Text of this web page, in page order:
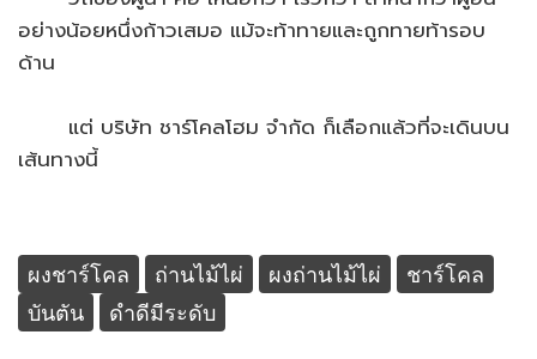
อย่างน้อยหนึ่งก้าวเสมอ แม้จะท้าทายและถูกทายท้ารอบ
ด้าน
แต่ บริษัท ชาร์โคลโฮม จำกัด ก็เลือกแล้วที่จะเดินบน
เส้นทางนี้
ผงชาร์โคล ถ่านไม้ไผ่ ผงถ่านไม้ไผ่
ชาร์โคล
บันตัน
ดำดีมีระดับ